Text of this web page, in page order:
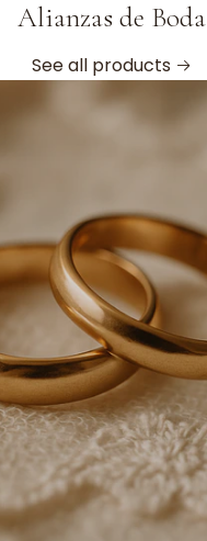
Alianzas de Boda
See all products